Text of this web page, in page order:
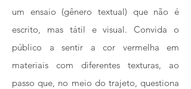
um ensaio (gênero textual) que não é
escrito, mas tátil e visual. Convida o
público a sentir a cor vermelha em
materiais com diferentes texturas, ao
passo que, no meio do trajeto, questiona